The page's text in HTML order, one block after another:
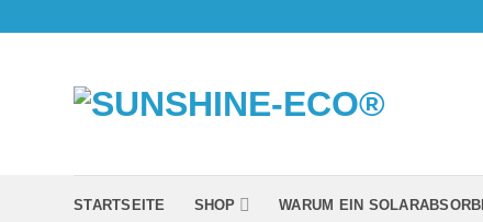
STARTSEITE SHOP WARUM EIN